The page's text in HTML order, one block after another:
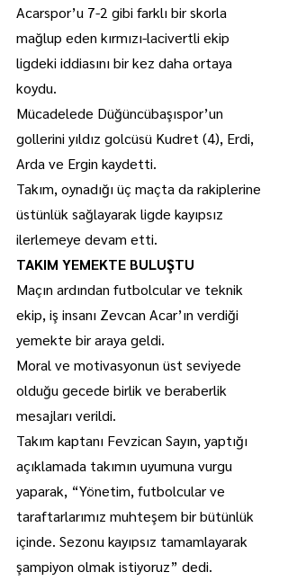
Acarspor’u 7-2 gibi farklı bir skorla
mağlup eden kırmızı-lacivertli ekip
ligdeki iddiasını bir kez daha ortaya
koydu.
Mücadelede Düğüncübaşıspor’un
gollerini yıldız golcüsü Kudret (4), Erdi,
Arda ve Ergin kaydetti.
Takım, oynadığı üç maçta da rakiplerine
üstünlük sağlayarak ligde kayıpsız
ilerlemeye devam etti.
TAKIM YEMEKTE BULUŞTU
Maçın ardından futbolcular ve teknik
ekip, iş insanı Zevcan Acar’ın verdiği
yemekte bir araya geldi.
Moral ve motivasyonun üst seviyede
olduğu gecede birlik ve beraberlik
mesajları verildi.
Takım kaptanı Fevzican Sayın, yaptığı
açıklamada takımın uyumuna vurgu
yaparak, “Yönetim, futbolcular ve
taraftarlarımız muhteşem bir bütünlük
içinde. Sezonu kayıpsız tamamlayarak
şampiyon olmak istiyoruz” dedi.